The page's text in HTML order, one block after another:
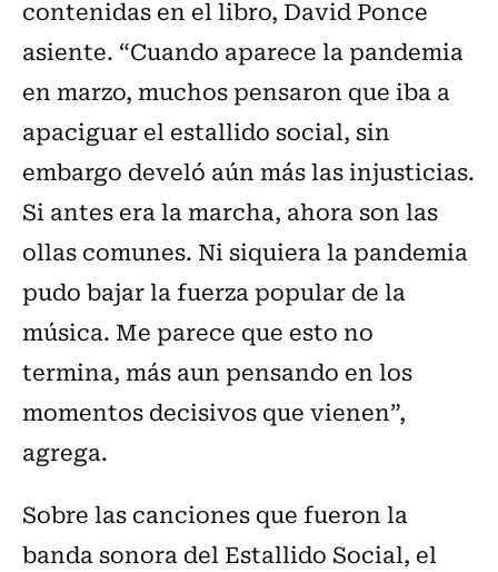
contenidas en el libro, David Ponce
asiente. “Cuando aparece la pandemia
en marzo, muchos pensaron que iba a
apaciguar el estallido social, sin
embargo develó aún más las injusticias.
Si antes era la marcha, ahora son las
ollas comunes. Ni siquiera la pandemia
pudo bajar la fuerza popular de la
música. Me parece que esto no
termina, más aun pensando en los
momentos decisivos que vienen”,
agrega.
Sobre las canciones que fueron la
banda sonora del Estallido Social, el